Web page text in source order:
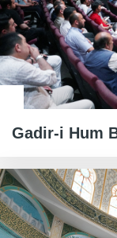
Gadir-i Hum